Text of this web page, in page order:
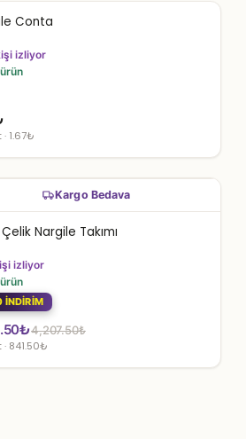
Conta
izliyor
1.67₺
Kargo Bedava
Çelik Nargile Takımı
izliyor
İNDİRİM
4,207.50₺
₺
841.50₺